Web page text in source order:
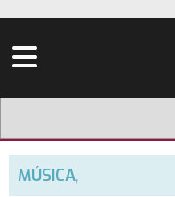
MÚSICA,